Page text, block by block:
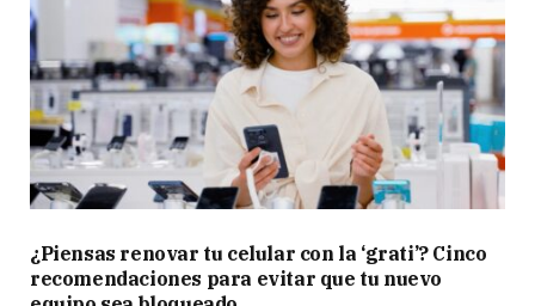
¿Piensas renovar tu celular con la ‘grati’? Cinco
recomendaciones para evitar que tu nuevo